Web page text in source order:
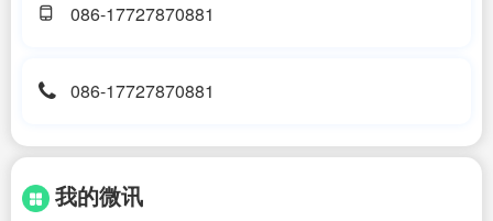
086-17727870881
086-17727870881
我的微讯